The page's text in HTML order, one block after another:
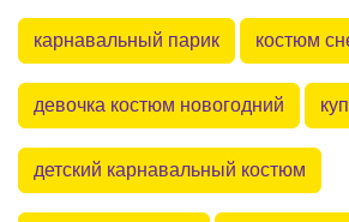
карнавальный парик костюм
девочка костюм новогодний
детский карнавальный костюм